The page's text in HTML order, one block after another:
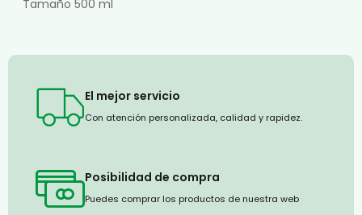
Tamaño 500 ml
El mejor servicio
Con atención personalizada, calidad y rapidez.
Posibilidad de compra
Puedes comprar los productos de nuestra web